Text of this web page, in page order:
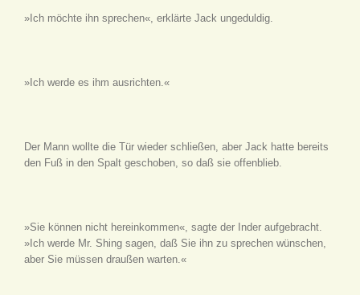
»Ich möchte ihn sprechen«, erklärte Jack ungeduldig.
»Ich werde es ihm ausrichten.«
Der Mann wollte die Tür wieder schließen, aber Jack hatte bereits
den Fuß in den Spalt geschoben, so daß sie offenblieb.
»Sie können nicht hereinkommen«, sagte der Inder aufgebracht.
»Ich werde Mr. Shing sagen, daß Sie ihn zu sprechen wünschen,
aber Sie müssen draußen warten.«